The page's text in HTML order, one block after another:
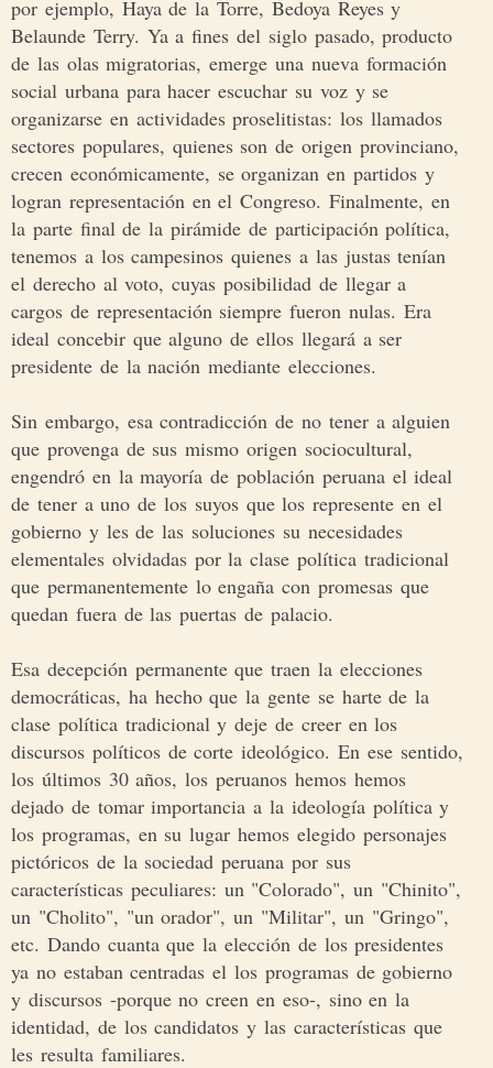
por ejemplo, Haya de la Torre, Bedoya Reyes y
Belaunde Terry. Ya a fines del siglo pasado, producto
de las olas migratorias, emerge una nueva formación
social urbana para hacer escuchar su voz y se
organizarse en actividades proselitistas: los llamados
sectores populares, quienes son de origen provinciano,
crecen económicamente, se organizan en partidos y
logran representación en el Congreso. Finalmente, en
la parte final de la pirámide de participación política,
tenemos a los campesinos quienes a las justas tenían
el derecho al voto, cuyas posibilidad de llegar a
cargos de representación siempre fueron nulas. Era
ideal concebir que alguno de ellos llegará a ser
presidente de la nación mediante elecciones.
Sin embargo, esa contradicción de no tener a alguien
que provenga de sus mismo origen sociocultural,
engendró en la mayoría de población peruana el ideal
de tener a uno de los suyos que los represente en el
gobierno y les de las soluciones su necesidades
elementales olvidadas por la clase política tradicional
que permanentemente lo engaña con promesas que
quedan fuera de las puertas de palacio.
Esa decepción permanente que traen la elecciones
democráticas, ha hecho que la gente se harte de la
clase política tradicional y deje de creer en los
discursos políticos de corte ideológico. En ese sentido,
los últimos 30 años, los peruanos hemos hemos
dejado de tomar importancia a la ideología política y
los programas, en su lugar hemos elegido personajes
pictóricos de la sociedad peruana por sus
características peculiares: un "Colorado", un "Chinito",
un "Cholito", "un orador", un "Militar", un "Gringo",
etc. Dando cuanta que la elección de los presidentes
ya no estaban centradas el los programas de gobierno
y discursos -porque no creen en eso-, sino en la
identidad, de los candidatos y las características que
les resulta familiares.